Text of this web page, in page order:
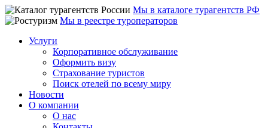
Мы в каталоге турагентств РФ
Мы в реестре туроператоров
Услуги
Корпоративное обслуживание
Оформить визу
Страхование туристов
Поиск отелей по всему миру
Новости
О компании
О нас